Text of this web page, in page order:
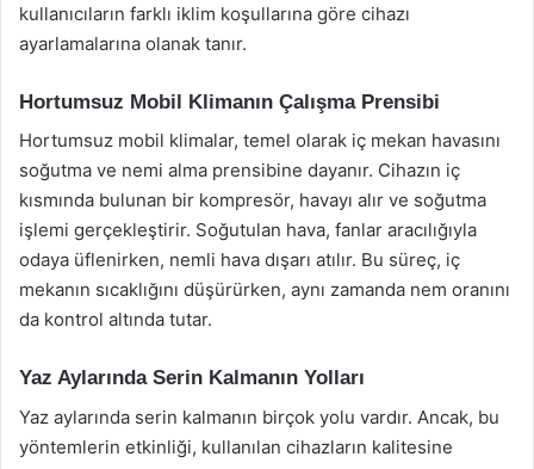
kullanıcıların farklı iklim koşullarına göre cihazı
ayarlamalarına olanak tanır.
Hortumsuz Mobil Klimanın Çalışma Prensibi
Hortumsuz mobil klimalar, temel olarak iç mekan havasını
soğutma ve nemi alma prensibine dayanır. Cihazın iç
kısmında bulunan bir kompresör, havayı alır ve soğutma
işlemi gerçekleştirir. Soğutulan hava, fanlar aracılığıyla
odaya üflenirken, nemli hava dışarı atılır. Bu süreç, iç
mekanın sıcaklığını düşürürken, aynı zamanda nem oranını
da kontrol altında tutar.
Yaz Aylarında Serin Kalmanın Yolları
Yaz aylarında serin kalmanın birçok yolu vardır. Ancak, bu
yöntemlerin etkinliği, kullanılan cihazların kalitesine